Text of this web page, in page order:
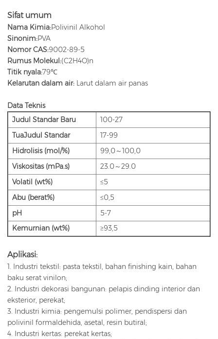
Sifat umum
Nama Kimia:Polivinil Alkohol
Sinonim:PVA
Nomor CAS:9002-89-5
Rumus Molekul:(C2H4O)n
Titik nyala:79℃
Kelarutan dalam air: Larut dalam air panas
Data Teknis
Judul Standar Baru
100-27
TuaJudul Standar
17-99
Hidrolisis (mol/%)
99,0～100,0
Viskositas (mPa.s)
23.0～29.0
Volatil (wt%)
≤5
Abu (berat%)
≤0,5
pH
5-7
Kemurnian (wt%)
≥93,5
Aplikasi:
1. Industri tekstil: pasta tekstil, bahan finishing kain, bahan
baku serat vinilon;
2. Industri dekorasi bangunan: pelapis dinding interior dan
eksterior, perekat;
3. Industri kimia: pengemulsi polimer, pendispersi dan
polivinil formaldehida, asetal, resin butiral;
4. Industri kertas: perekat kertas;